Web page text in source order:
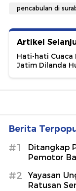
pencabulan di
Artikel
Hati-hati Cuaca
Jatim Dilanda
Berita
#1
Ditangkap
Pemotor
#2
Yayasan
Ratusan